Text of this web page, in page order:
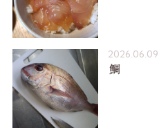
2026.06.09
鯛